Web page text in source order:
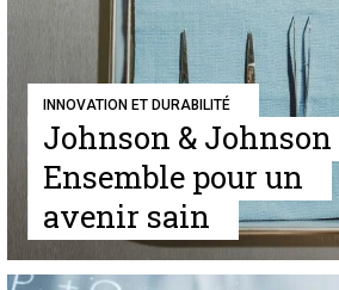
INNOVATION ET DURABILITÉ
Johnson & Johnson
Ensemble pour un
avenir sain